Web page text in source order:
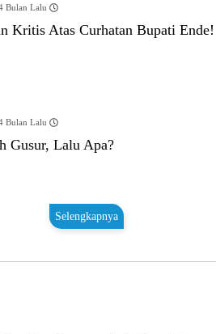
Bulan Lalu
Kritis Atas Curhatan Bupati Ende!
Bulan Lalu
Gusur, Lalu Apa?
Selengkapnya